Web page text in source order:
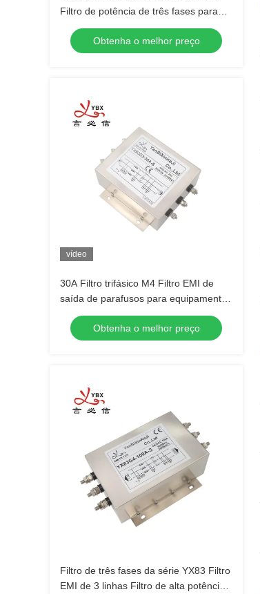
Filtro de potência de três fases para
automação industrial
Obtenha o melhor preço
vídeo
30A Filtro trifásico M4 Filtro EMI de
saída de parafusos para equipamentos
industriais de alta potência
Obtenha o melhor preço
Filtro de três fases da série YX83 Filtro
EMI de 3 linhas Filtro de alta potência